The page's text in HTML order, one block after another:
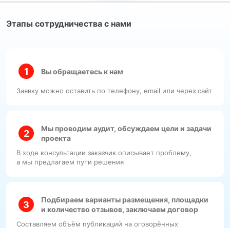
Этапы сотрудничества с нами
Вы обращаетесь к нам
Заявку можно оставить по телефону, email или через сайт
Мы проводим аудит, обсуждаем цели и задачи
проекта
В ходе консультации заказчик описывает проблему,
а мы предлагаем пути решения
Подбираем варианты размещения, площадки
и количество отзывов, заключаем договор
Составляем объём публикаций на оговорённых